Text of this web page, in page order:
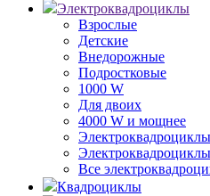
Электроквадроциклы
Взрослые
Детские
Внедорожные
Подростковые
1000 W
Для двоих
4000 W и мощнее
Все
Квадроциклы